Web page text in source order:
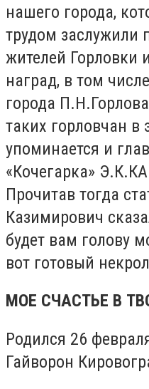
нашего города,
трудом заслужили
жителей Горловки
наград, в том
города
таких горловчан в
упоминается и
«Кочегарка»
Прочитав тогда
Казимирович
будет вам голову
вот готовый
МОЕ СЧАСТЬЕ В
Родился 26
Гайворон